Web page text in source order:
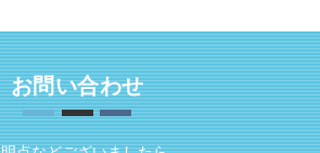
お問い合わせ